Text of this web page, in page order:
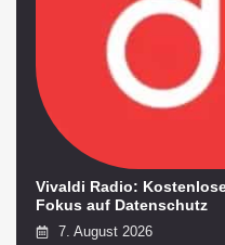
Vivaldi Radio:
Fokus auf Datenschutz
7. August 2026